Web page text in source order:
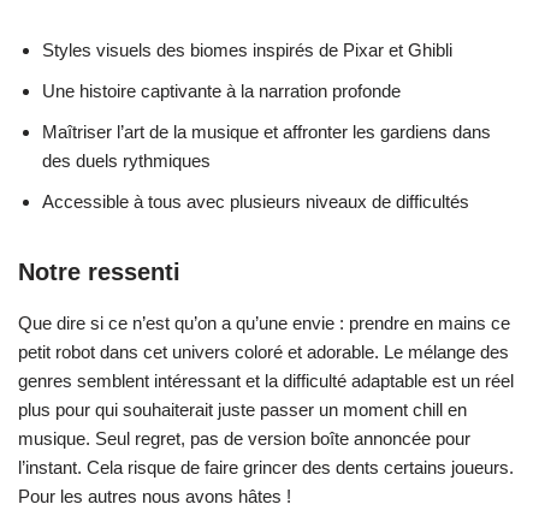
Styles visuels des biomes inspirés de Pixar et Ghibli
Une histoire captivante à la narration profonde
Maîtriser l’art de la musique et affronter les gardiens dans
des duels rythmiques
Accessible à tous avec plusieurs niveaux de difficultés
Notre ressenti
Que dire si ce n’est qu’on a qu’une envie : prendre en mains ce
petit robot dans cet univers coloré et adorable. Le mélange des
genres semblent intéressant et la difficulté adaptable est un réel
plus pour qui souhaiterait juste passer un moment chill en
musique. Seul regret, pas de version boîte annoncée pour
l’instant. Cela risque de faire grincer des dents certains joueurs.
Pour les autres nous avons hâtes !